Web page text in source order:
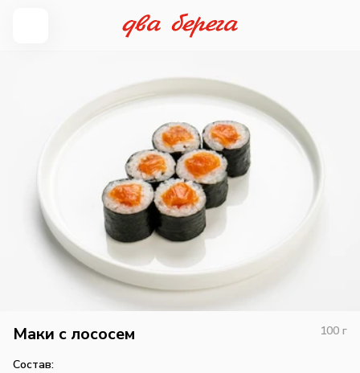
Маки с лососем 100 г
Состав: